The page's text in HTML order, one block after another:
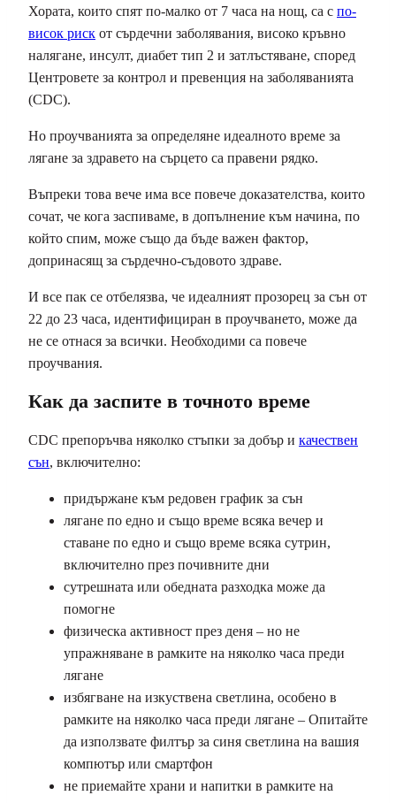
Хората, които спят по-малко от 7 часа на нощ, са с по-
висок риск от сърдечни заболявания, високо кръвно
налягане, инсулт, диабет тип 2 и затлъстяване, според
Центровете за контрол и превенция на заболяванията
(CDC).
Но проучванията за определяне идеалното време за
лягане за здравето на сърцето са правени рядко.
Въпреки това вече има все повече доказателства, които
сочат, че кога заспиваме, в допълнение към начина, по
който спим, може също да бъде важен фактор,
допринасящ за сърдечно-съдовото здраве.
И все пак се отбелязва, че идеалният прозорец за сън от
22 до 23 часа, идентифициран в проучването, може да
не се отнася за всички. Необходими са повече
проучвания.
Как да заспите в точното време
CDC препоръчва няколко стъпки за добър и качествен
сън, включително:
придържане към редовен график за сън
лягане по едно и също време всяка вечер и
ставане по едно и също време всяка сутрин,
включително през почивните дни
сутрешната или обедната разходка може да
помогне
физическа активност през деня – но не
упражняване в рамките на няколко часа преди
лягане
избягване на изкуствена светлина, особено в
рамките на няколко часа преди лягане – Опитайте
да използвате филтър за синя светлина на вашия
компютър или смартфон
не приемайте храни и напитки в рамките на